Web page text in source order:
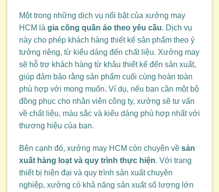
Một trong những dịch vụ nổi bật của xưởng may
HCM là gia công quần áo theo yêu cầu. Dịch vụ
này cho phép khách hàng thiết kế sản phẩm theo ý
tưởng riêng, từ kiểu dáng đến chất liệu. Xưởng may
sẽ hỗ trợ khách hàng từ khâu thiết kế đến sản xuất,
giúp đảm bảo rằng sản phẩm cuối cùng hoàn toàn
phù hợp với mong muốn. Ví dụ, nếu bạn cần một bộ
đồng phục cho nhân viên công ty, xưởng sẽ tư vấn
về chất liệu, màu sắc và kiểu dáng phù hợp nhất với
thương hiệu của bạn.
Bên cạnh đó, xưởng may HCM còn chuyên về sản
xuất hàng loạt và quy trình thực hiện. Với trang
thiết bị hiện đại và quy trình sản xuất chuyên
nghiệp, xưởng có khả năng sản xuất số lượng lớn